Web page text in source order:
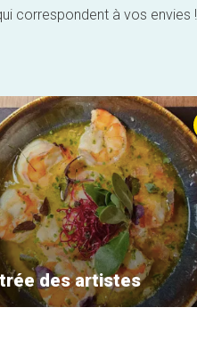
correspondent à vos envies !
des artistes